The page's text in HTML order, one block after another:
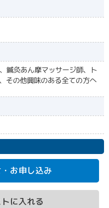
鍼灸あん摩マッサージ師、ト
その他興味のある全ての方へ
お申し込み
に入れる